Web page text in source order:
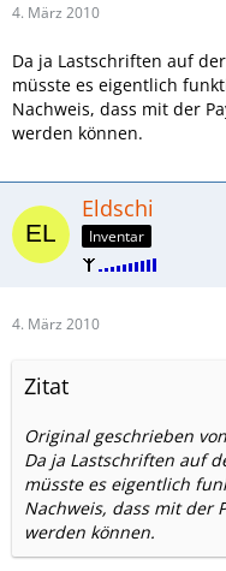
4. März 2010
Da ja Lastschriften auf
müsste es eigentlich
Nachweis, dass mit der
werden können.
Eldschi
Inventar
4. März 2010
Zitat
Original geschrieben
Da ja Lastschriften auf
müsste es eigentlich
Nachweis, dass mit der
werden können.